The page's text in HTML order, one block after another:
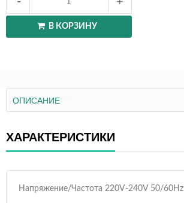
В КОРЗИНУ
ОПИСАНИЕ
ХАРАКТЕРИСТИКИ
Напряжение/Частота 220V-240V 50/60Hz